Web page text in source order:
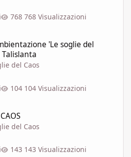
768 Visualizzazioni
'Le soglie del
Talislanta
del Caos
104 Visualizzazioni
del Caos
143 Visualizzazioni